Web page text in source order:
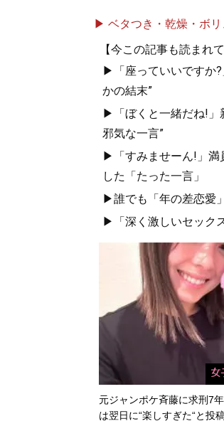
▶ ベタつき・乾燥・ボ
【今この記事も読まれ
▶「座っていいですか?
かの結末”
▶「ぼくと一緒だね!」
邪気な一言”
▶「すみませーん!」満
した「たった一言」
▶誰でも「年の差恋愛
▶「深く激しいセック
元ジャンポケ斉藤に求刑7
は翌日に“楽しすぎた“と投